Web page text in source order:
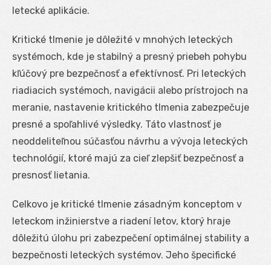
letecké aplikácie.
Kritické tlmenie je dôležité v mnohých leteckých
systémoch, kde je stabilný a presný priebeh pohybu
kľúčový pre bezpečnosť a efektívnosť. Pri leteckých
riadiacich systémoch, navigácii alebo prístrojoch na
meranie, nastavenie kritického tlmenia zabezpečuje
presné a spoľahlivé výsledky. Táto vlastnosť je
neoddeliteľnou súčasťou návrhu a vývoja leteckých
technológií, ktoré majú za cieľ zlepšiť bezpečnosť a
presnosť lietania.
Celkovo je kritické tlmenie zásadným konceptom v
leteckom inžinierstve a riadení letov, ktorý hraje
dôležitú úlohu pri zabezpečení optimálnej stability a
bezpečnosti leteckých systémov. Jeho špecifické